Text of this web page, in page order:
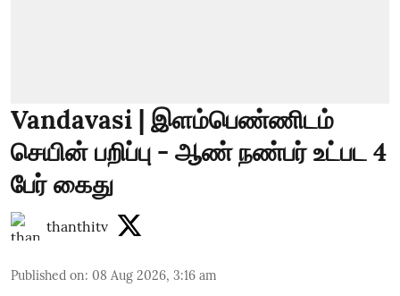
Vandavasi | இளம்பெண்ணிடம்
செயின் பறிப்பு - ஆண் நண்பர் உட்பட 4
பேர் கைது
thanthitv
Published on: 08 Aug 2026, 3:16 am